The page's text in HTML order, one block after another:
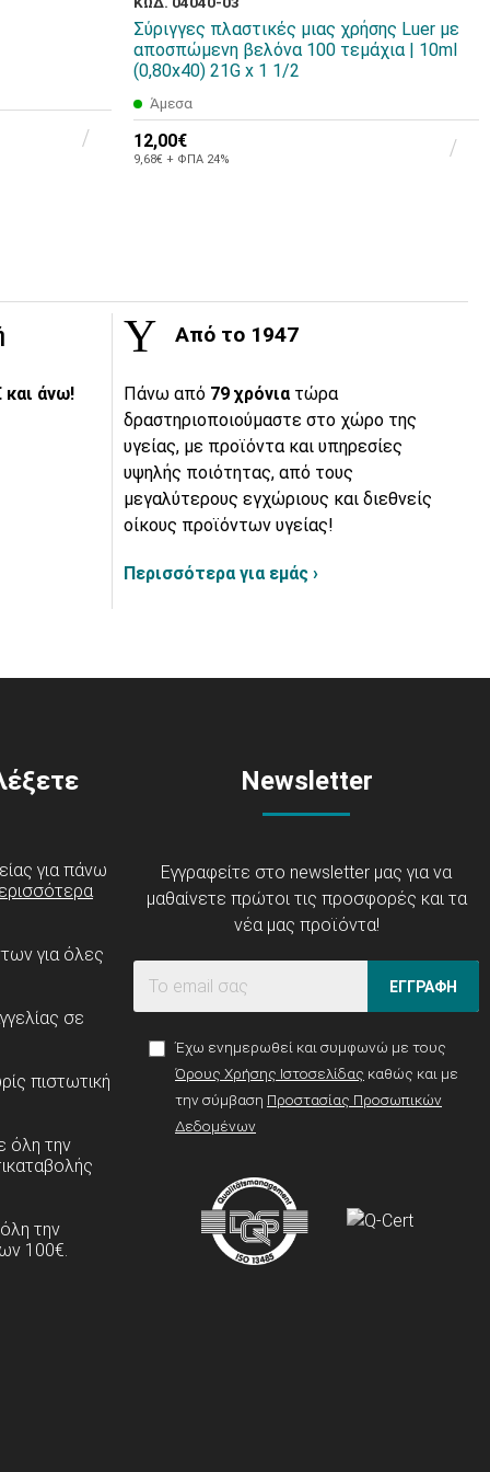
Σύριγγες πλαστικές μιας χρήσης Luer με
αποσπώμενη βελόνα 100 τεμάχια | 10ml
(0,80x40) 21G x 1 1/2
Άμεσα
12,00€
9,68€ + ΦΠΑ 24%
και άνω!
Από το 1947
Πάνω από 79 χρόνια τώρα
δραστηριοποιούμαστε στο χώρο της
υγείας, με προϊόντα και υπηρεσίες
υψηλής ποιότητας, από τους
μεγαλύτερους εγχώριους και διεθνείς
οίκους προϊόντων υγείας!
Περισσότερα για εμάς ›
για πάνω
για όλες
σε
πιστωτική
όλη την
την
100€.
Newsletter
Εγγραφείτε στο newsletter μας για να
μαθαίνετε πρώτοι τις προσφορές και τα
νέα μας προϊόντα!
ΕΓΓΡΑΦΗ
Έχω ενημερωθεί και συμφωνώ με τους
Όρους Χρήσης Ιστοσελίδας καθώς και με
την σύμβαση Προστασίας Προσωπικών
Δεδομένων